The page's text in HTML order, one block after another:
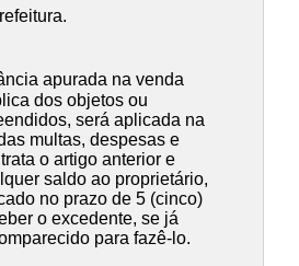
apurada na venda
dos objetos ou
será aplicada na
multas, despesas e
o artigo anterior e
saldo ao proprietário,
no prazo de 5 (cinco)
o excedente, se já
para fazê-lo.